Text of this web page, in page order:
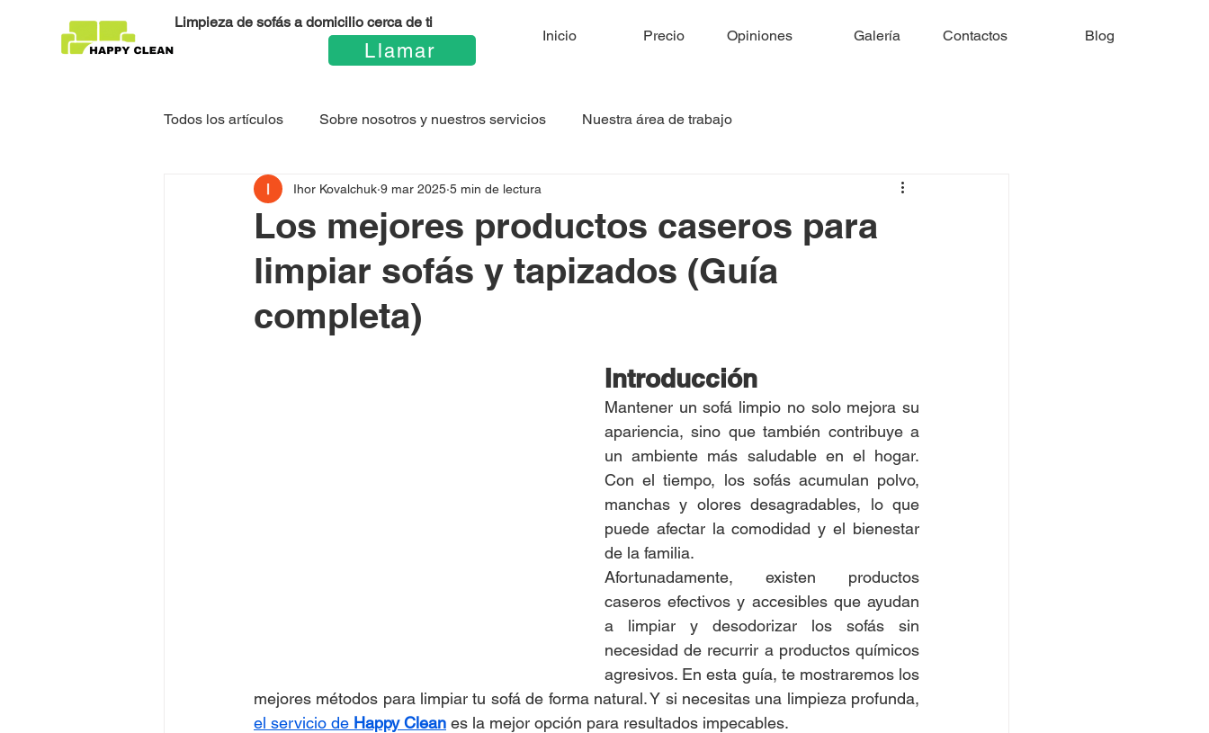
Limpieza de sofás a domicilio cerca de ti
Llamar
Inicio Precio Opiniones Galería Contactos Blog
Todos los artículos Sobre nosotros y nuestros servicios Nuestra área de trabajo
Los mejores productos caseros para
limpiar sofás y tapizados (Guía
completa)
Ihor Kovalchuk 9 mar 2025 5 min de lectura
Introducción
Mantener un sofá limpio no solo mejora su
apariencia, sino que también contribuye a
un ambiente más saludable en el hogar.
Con el tiempo, los sofás acumulan polvo,
manchas y olores desagradables, lo que
puede afectar la comodidad y el bienestar
de la familia.
Afortunadamente, existen productos
caseros efectivos y accesibles que ayudan
a limpiar y desodorizar los sofás sin
necesidad de recurrir a productos químicos
agresivos. En esta guía, te mostraremos los
el servicio de Happy Clean es la mejor opción para resultados impecables.